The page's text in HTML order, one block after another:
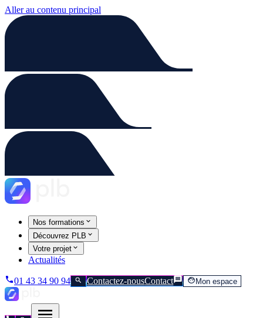
Aller au contenu principal
Nos formations
Découvrez PLB
Votre projet
Actualités
01 43 34 90 94 Contactez-nousContact Mon espace